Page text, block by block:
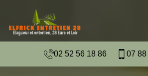
02 52 56 18 86 07